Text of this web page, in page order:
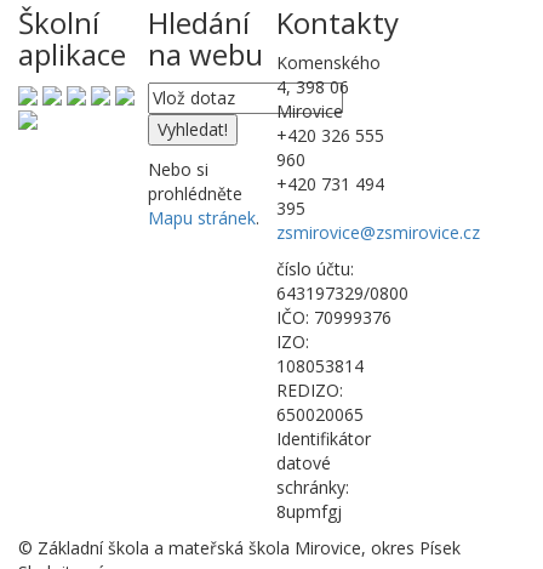
Školní
aplikace
Hledání
na webu
Nebo si
prohlédněte
Mapu stránek.
Kontakty
Komenského
4, 398 06
Mirovice
+420 326 555
960
+420 731 494
395
zsmirovice@zsmirovice.cz
číslo účtu:
643197329/0800
IČO: 70999376
IZO:
108053814
REDIZO:
650020065
Identifikátor
datové
schránky:
8upmfgj
© Základní škola a mateřská škola Mirovice, okres Písek